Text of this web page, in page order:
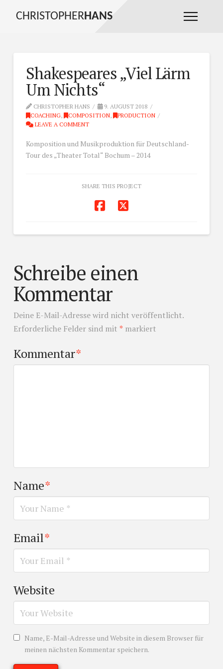
CHRISTOPHERHANS
Shakespeares „Viel Lärm
Um Nichts“
CHRISTOPHER HANS
9. AUGUST 2018
COACHING, COMPOSITION,
PRODUCTION
LEAVE A COMMENT
Komposition und Musikproduktion für Deutschland-
Tour des „Theater Total“ Bochum – 2014
SHARE THIS PROJECT
Schreibe einen
Kommentar
Deine E-Mail-Adresse wird nicht veröffentlicht.
Erforderliche Felder sind mit * markiert
Kommentar*
Name*
Email*
Website
Name, E-Mail-Adresse und Website in diesem Browser für
meinen nächsten Kommentar speichern.